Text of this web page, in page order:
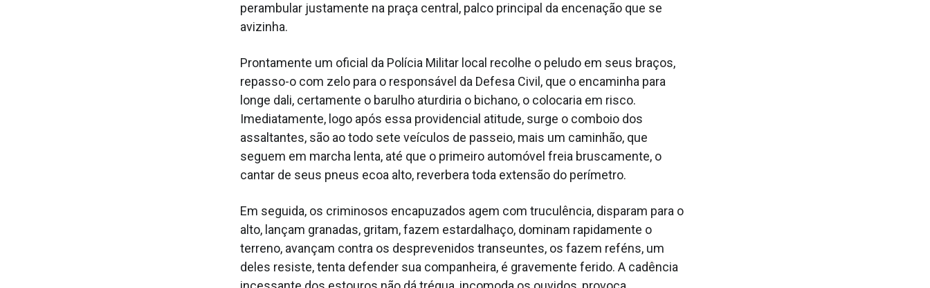
perambular justamente na praça central, palco principal da encenação que se
avizinha.
Prontamente um oficial da Polícia Militar local recolhe o peludo em seus braços,
repasso-o com zelo para o responsável da Defesa Civil, que o encaminha para
longe dali, certamente o barulho aturdiria o bichano, o colocaria em risco.
Imediatamente, logo após essa providencial atitude, surge o comboio dos
assaltantes, são ao todo sete veículos de passeio, mais um caminhão, que
seguem em marcha lenta, até que o primeiro automóvel freia bruscamente, o
cantar de seus pneus ecoa alto, reverbera toda extensão do perímetro.
Em seguida, os criminosos encapuzados agem com truculência, disparam para o
alto, lançam granadas, gritam, fazem estardalhaço, dominam rapidamente o
terreno, avançam contra os desprevenidos transeuntes, os fazem reféns, um
deles resiste, tenta defender sua companheira, é gravemente ferido. A cadência